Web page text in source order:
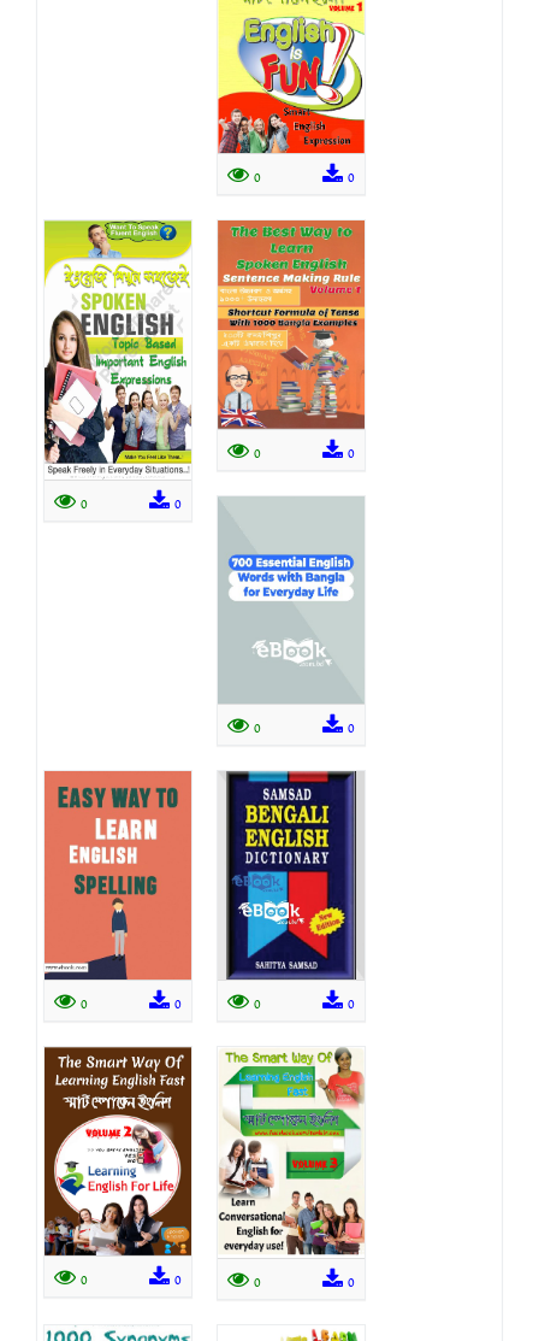
0 0
0 0
0 0
0 0
0 0 0 0
0 0 0 0